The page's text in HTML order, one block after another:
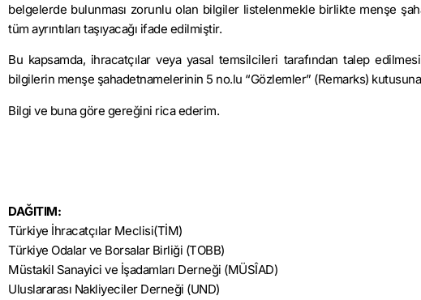
belgelerde bulunması zorunlu olan bilgiler listelenmekle birlikte menşe
tüm ayrıntıları taşıyacağı ifade edilmiştir.
Bu kapsamda, ihracatçılar veya yasal temsilcileri tarafından talep
bilgilerin menşe şahadetnamelerinin 5 no.lu “Gözlemler” (Remarks) kutusuna
Bilgi ve buna göre gereğini rica ederim.
DAĞITIM:
Türkiye İhracatçılar Meclisi(TİM)
Türkiye Odalar ve Borsalar Birliği (TOBB)
Müstakil Sanayici ve İşadamları Derneği (MÜSÎAD)
Uluslararası Nakliyeciler Derneği (UND)